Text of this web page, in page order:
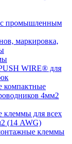
промышленным
маркировка,
WIRE® для
компактные
4мм2
клеммы для всех
(14 AWG)
клеммы